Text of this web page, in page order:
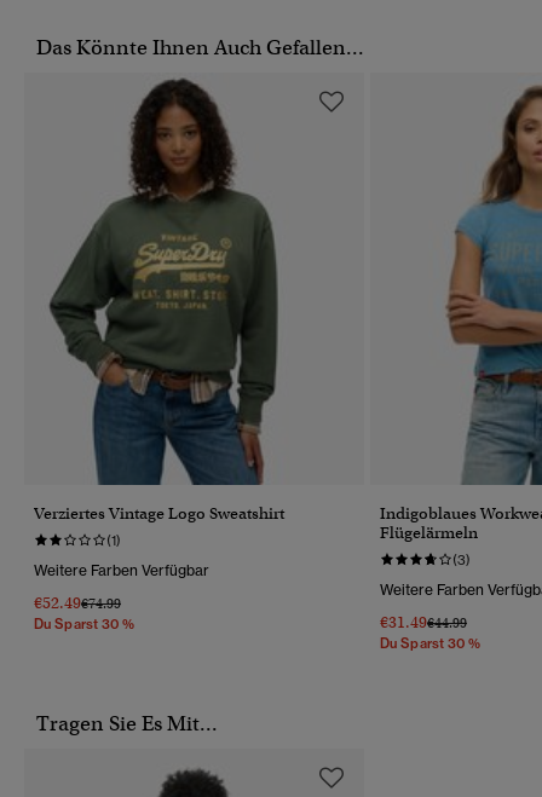
Das Könnte Ihnen Auch Gefallen...
Verziertes Vintage Logo Sweatshirt
(1)
Weitere Farben Verfügbar
€52.49Preis Wurde Reduziert Von
€74.99Bis
Du Sparst 30 %
Indigoblaues
Flügelärmeln
(3)
Weitere Farben
€31.49Preis Wurde
€44.99Bis
Du Sparst 30 %
Tragen Sie Es Mit...